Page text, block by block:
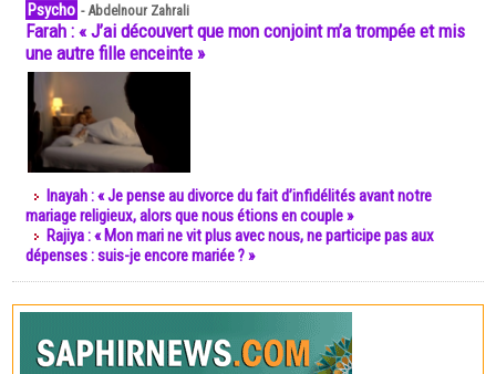
Psycho -Abdelnour Zahrali
Farah : « J’ai découvert que mon conjoint m’a trompée et mis
une autre fille enceinte »
Inayah : « Je pense au divorce du fait d’infidélités avant notre
mariage religieux, alors que nous étions en couple »
Rajiya : « Mon mari ne vit plus avec nous, ne participe pas aux
dépenses : suis-je encore mariée ? »